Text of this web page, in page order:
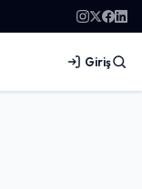
Giriş